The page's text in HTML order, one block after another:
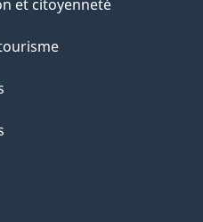
et citoyenneté